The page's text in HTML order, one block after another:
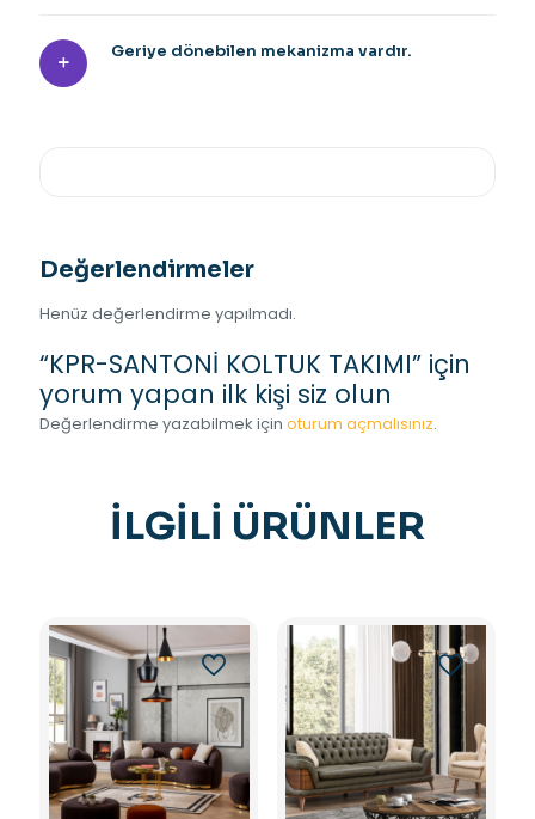
Geriye dönebilen mekanizma vardır.
Değerlendirmeler
Henüz değerlendirme yapılmadı.
“KPR-SANTONİ KOLTUK TAKIMI” için
yorum yapan ilk kişi siz olun
Değerlendirme yazabilmek için oturum açmalısınız.
İLGILI ÜRÜNLER